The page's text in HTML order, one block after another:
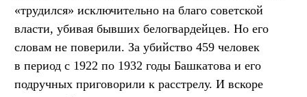
«трудился» исключительно на благо советской
власти, убивая бывших белогвардейцев. Но его
словам не поверили. За убийство 459 человек
в период с 1922 по 1932 годы Башкатова и его
подручных приговорили к расстрелу. И вскоре